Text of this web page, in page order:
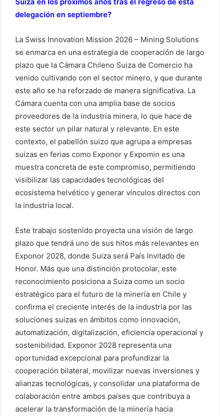
delegación en septiembre?
La Swiss Innovation Mission 2026 – Mining Solutions
se enmarca en una estrategia de cooperación de largo
plazo que la Cámara Chileno Suiza de Comercio ha
venido cultivando con el sector minero, y que durante
este año se ha reforzado de manera significativa. La
Cámara cuenta con una amplia base de socios
proveedores de la industria minera, lo que hace de
este sector un pilar natural y relevante. En este
contexto, el pabellón suizo que agrupa a empresas
suizas en ferias como Exponor y Expomin es una
muestra concreta de este compromiso, permitiendo
visibilizar las capacidades tecnológicas del
ecosistema helvético y generar vínculos directos con
la industria local.
Este trabajo sostenido proyecta una visión de largo
plazo que tendrá uno de sus hitos más relevantes en
Exponor 2028, donde Suiza será País Invitado de
Honor. Más que una distinción protocolar, este
reconocimiento posiciona a Suiza como un socio
estratégico para el futuro de la minería en Chile y
confirma el creciente interés de la industria por las
soluciones suizas en ámbitos como innovación,
automatización, digitalización, eficiencia operacional y
sostenibilidad. Exponor 2028 representa una
oportunidad excepcional para profundizar la
cooperación bilateral, movilizar nuevas inversiones y
alianzas tecnológicas, y consolidar una plataforma de
colaboración entre ambos países que contribuya a
acelerar la transformación de la minería hacia